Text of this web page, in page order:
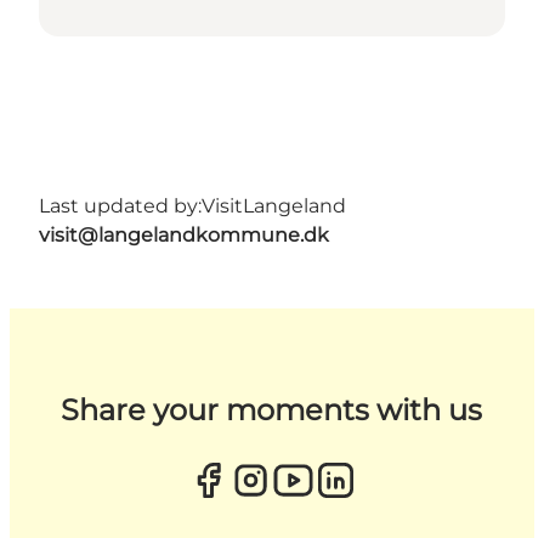
Last updated by:VisitLangeland
visit@langelandkommune.dk
Share your moments with us